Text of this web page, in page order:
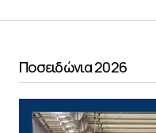
Ποσειδώνια 2026